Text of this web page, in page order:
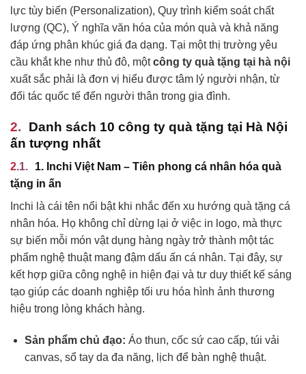
lực tùy biến (Personalization), Quy trình kiểm soát chất
lượng (QC), Ý nghĩa văn hóa của món quà và khả năng
đáp ứng phân khúc giá đa dạng. Tại một thị trường yêu
cầu khắt khe như thủ đô, mộtcông ty quà tặng tại hà nội
xuất sắc phải là đơn vị hiểu được tâm lý người nhận, từ
đối tác quốc tế đến người thân trong gia đình.
Danh sách 10 công ty quà tặng tại Hà Nội
ấn tượng nhất
1. Inchi Việt Nam – Tiên phong cá nhân hóa quà
tặng in ấn
Inchi là cái tên nổi bật khi nhắc đến xu hướng quà tặng cá
nhân hóa. Họ không chỉ dừng lại ở việc in logo, mà thực
sự biến mỗi món vật dụng hàng ngày trở thành một tác
phẩm nghệ thuật mang đậm dấu ấn cá nhân. Tại đây, sự
kết hợp giữa công nghệ in hiện đại và tư duy thiết kế sáng
tạo giúp các doanh nghiệp tối ưu hóa hình ảnh thương
hiệu trong lòng khách hàng.
Sản phẩm chủ đạo: Áo thun, cốc sứ cao cấp, túi vải
canvas, sổ tay da đa năng, lịch để bàn nghệ thuật.